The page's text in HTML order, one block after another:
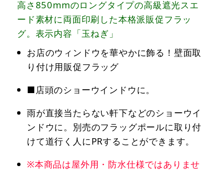
高さ850mmのロングタイプの高級遮光スエ
ード素材に両面印刷した本格派販促フラッ
グ。表示内容「玉ねぎ」
お店のウィンドウを華やかに飾る！壁面取
り付け用販促フラッグ
■店頭のショーウインドウに。
雨が直接当たらない軒下などのショーウイ
ンドウに。別売のフラッグポールに取り付
けて道行く人にPRすることができます。
※本商品は屋外用・防水仕様ではありませ